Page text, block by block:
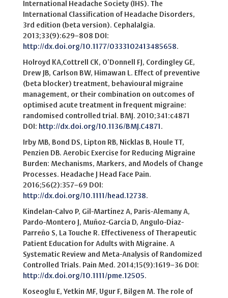
International Headache Society (IHS). The
International Classification of Headache Disorders,
3rd edition (beta version). Cephalalgia.
2013;33(9):629–808 DOI:
http://dx.doi.org/10.1177/0333102413485658.
Holroyd KA,Cottrell CK, O’Donnell FJ, Cordingley GE,
Drew JB, Carlson BW, Himawan L. Effect of preventive
(beta blocker) treatment, behavioural migraine
management, or their combination on outcomes of
optimised acute treatment in frequent migraine:
randomised controlled trial. BMJ. 2010;341:c4871
DOI: http://dx.doi.org/10.1136/BMJ.C4871 .
Irby MB, Bond DS, Lipton RB, Nicklas B, Houle TT,
Penzien DB. Aerobic Exercise for Reducing Migraine
Burden: Mechanisms, Markers, and Models of Change
Processes. Headache J Head Face Pain.
2016;56(2):357–69 DOI:
http://dx.doi.org/10.1111/head.12738.
Kindelan-Calvo P, Gil-Martínez A, Paris-Alemany A,
Pardo-Montero J, Muñoz-García D, Angulo-Díaz-
Parreño S, La Touche R. Effectiveness of Therapeutic
Patient Education for Adults with Migraine. A
Systematic Review and Meta-Analysis of Randomized
Controlled Trials. Pain Med. 2014;15(9):1619–36 DOI:
http://dx.doi.org/10.1111/pme.12505.
Koseoglu E, Yetkin MF, Ugur F, Bilgen M. The role of